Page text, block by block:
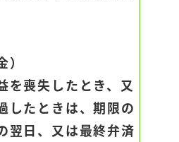
喪失したとき、又
したときは、期限の
翌日、又は最終弁済